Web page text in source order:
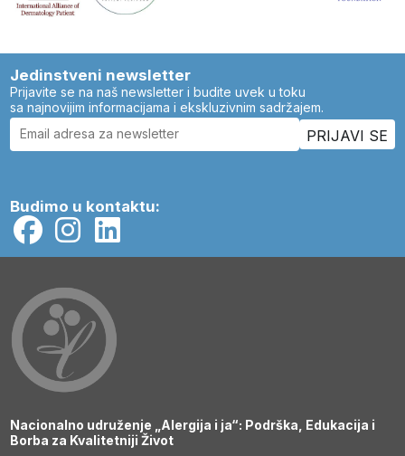
Jedinstveni newsletter
Prijavite se na naš newsletter i budite uvek u toku
sa najnovijim informacijama i ekskluzivnim sadržajem.
Budimo u kontaktu:
Nacionalno udruženje „Alergija i ja“: Podrška, Edukacija i
Borba za Kvalitetniji Život